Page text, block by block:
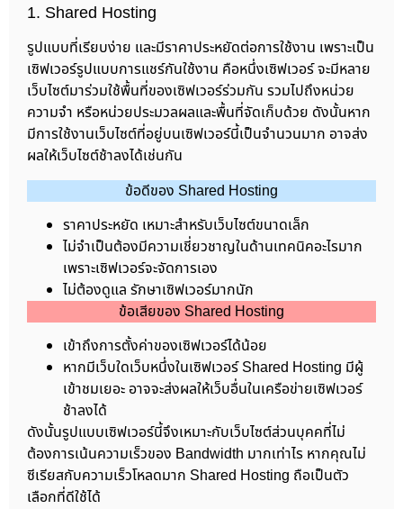
1. Shared Hosting
รูปแบบที่เรียบง่าย และมีราคาประหยัดต่อการใช้งาน เพราะเป็น
เซิฟเวอร์รูปแบบการแชร์กันใช้งาน คือหนึ่งเซิฟเวอร์ จะมีหลาย
เว็บไซต์มาร่วมใช้พื้นที่ของเซิฟเวอร์ร่วมกัน รวมไปถึงหน่วย
ความจำ หรือหน่วยประมวลผลและพื้นที่จัดเก็บด้วย ดังนั้นหาก
มีการใช้งานเว็บไซต์ที่อยู่บนเซิฟเวอร์นี้เป็นจำนวนมาก อาจส่ง
ผลให้เว็บไซต์ช้าลงได้เช่นกัน
ข้อดีของ Shared Hosting
ราคาประหยัด เหมาะสำหรับเว็บไซต์ขนาดเล็ก
ไม่จำเป็นต้องมีความเชี่ยวชาญในด้านเทคนิคอะไรมาก
เพราะเซิฟเวอร์จะจัดการเอง
ไม่ต้องดูแล รักษาเซิฟเวอร์มากนัก
ข้อเสียของ Shared Hosting
เข้าถึงการตั้งค่าของเซิฟเวอร์ได้น้อย
หากมีเว็บใดเว็บหนึ่งในเซิฟเวอร์ Shared Hosting มีผู้
เข้าชมเยอะ อาจจะส่งผลให้เว็บอื่นในเครือข่ายเซิฟเวอร์
ช้าลงได้
ดังนั้นรูปแบบเซิฟเวอร์นี้จึงเหมาะกับเว็บไซต์ส่วนบุคคที่ไม่
ต้องการเน้นความเร็วของ Bandwidth มากเท่าไร หากคุณไม่
ซีเรียสกับความเร็วโหลดมาก Shared Hosting ถือเป็นตัว
เลือกที่ดีใช้ได้